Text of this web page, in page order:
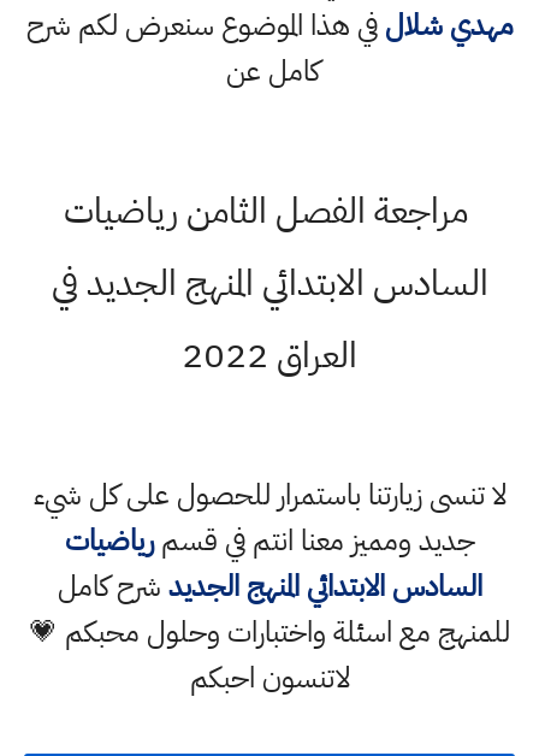
مهدي شلالفي هذا الموضوع سنعرض لكم شرح
كامل عن
مراجعة الفصل الثامن رياضيات
السادس الابتدائي المنهج الجديد في
العراق 2022
لا تنسى زيارتنا باستمرار للحصول على كل شيء
جديد ومميز معنا انتم في قسمرياضيات
السادس الابتدائي المنهج الجديدشرح كامل
للمنهج مع اسئلة واختبارات وحلول محبكم 💗
لاتنسون احبكم